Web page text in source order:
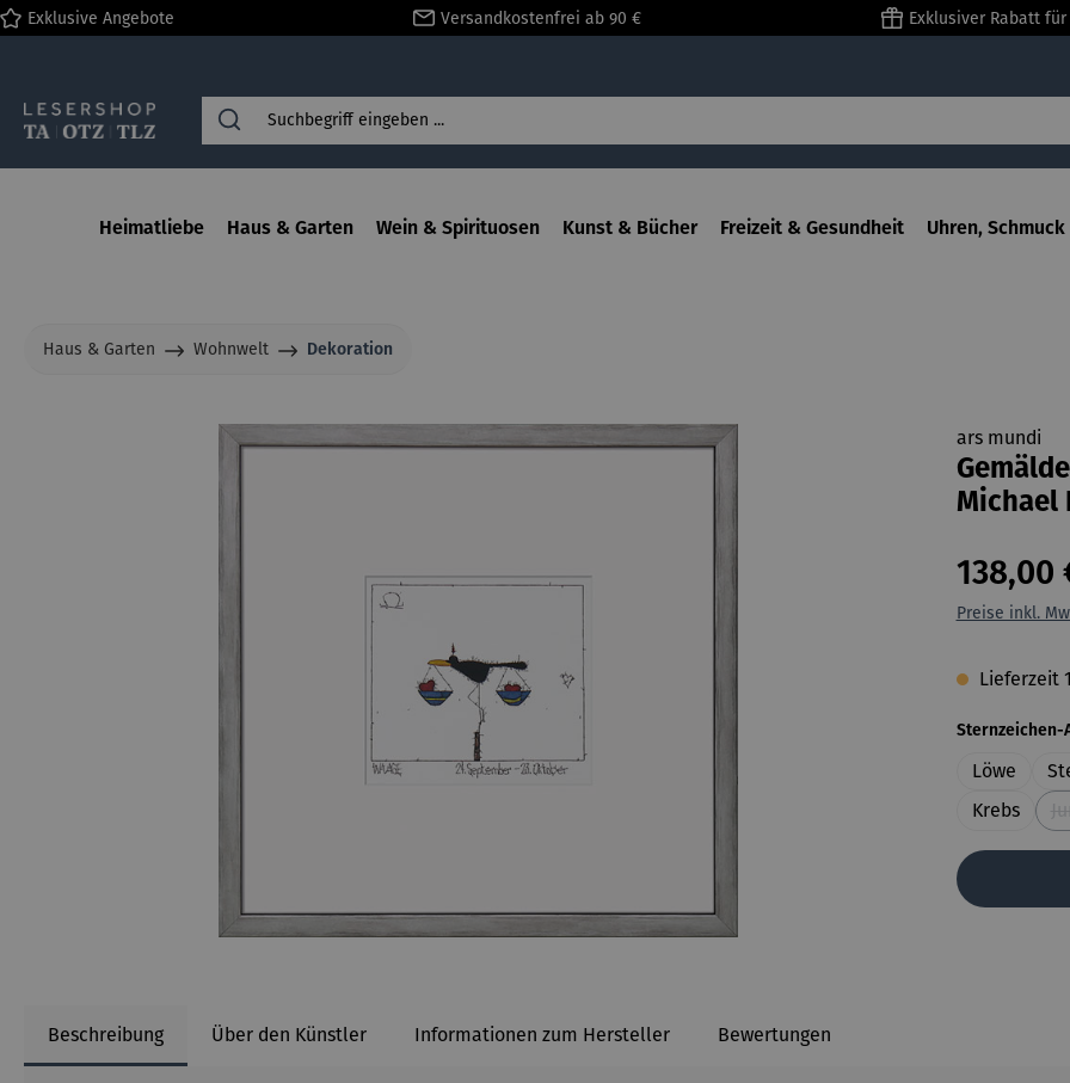
Zur Hauptnavigation springen
Exklusive Angebote Versandkostenfrei ab 90 € Exklusiver Rabatt
Heimatliebe Haus & Garten Wein & Spirituosen Kunst & Bücher Freizeit & Gesundheit Uhren,
Haus & Garten Wohnwelt Dekoration
ars mundi
Michael
138,00
Preise inkl.
Lieferzeit
Sternzeichen-
Löwe
Krebs
Beschreibung Über den Künstler Informationen zum Hersteller Bewertungen